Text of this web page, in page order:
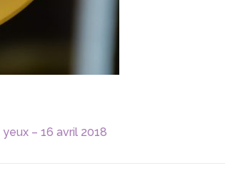
– 16 avril 2018